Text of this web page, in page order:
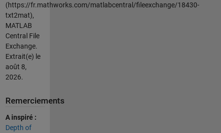
(https://fr.mathworks.com/matlabcentral/fileexchange/18430-
txt2mat),
MATLAB
Central File
Exchange.
Extrait(e) le
août 8,
2026.
Remerciements
A inspiré :
Depth of